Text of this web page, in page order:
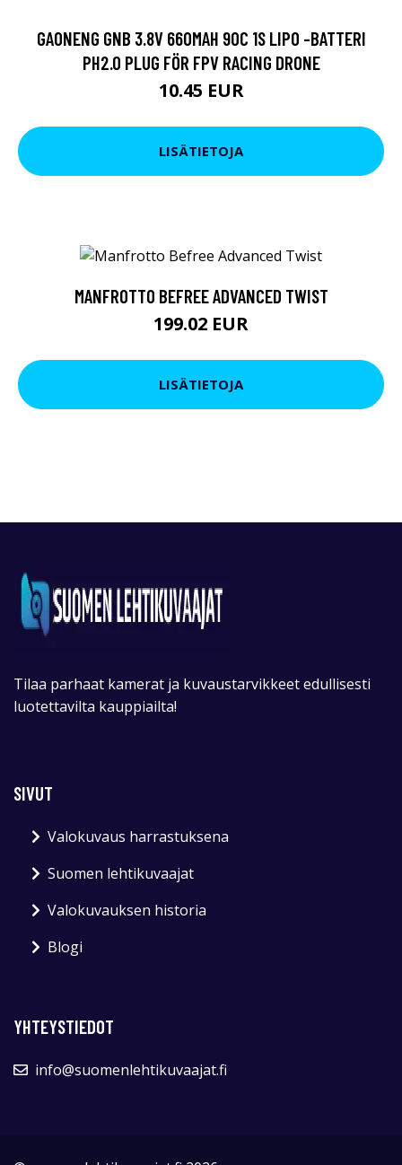
GAONENG GNB 3.8V 660MAH 90C 1S LIPO -BATTERI
PH2.0 PLUG FÖR FPV RACING DRONE
10.45 EUR
LISÄTIETOJA
MANFROTTO BEFREE ADVANCED TWIST
199.02 EUR
LISÄTIETOJA
Tilaa parhaat kamerat ja kuvaustarvikkeet edullisesti
luotettavilta kauppiailta!
SIVUT
Valokuvaus harrastuksena
Suomen lehtikuvaajat
Valokuvauksen historia
Blogi
YHTEYSTIEDOT
info@suomenlehtikuvaajat.fi